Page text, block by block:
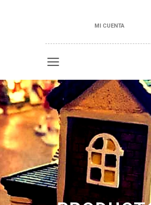
MI CUENTA